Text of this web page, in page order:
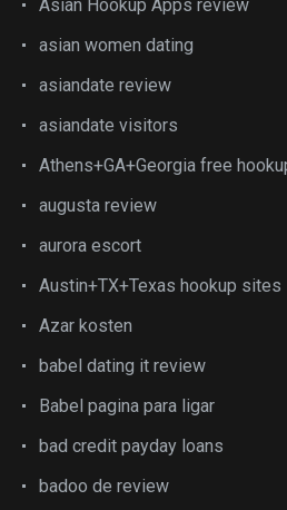
Asian Hookup Apps review
asian women dating
asiandate review
asiandate visitors
Athens+GA+Georgia free
augusta review
aurora escort
Austin+TX+Texas hookup sites
Azar kosten
babel dating it review
Babel pagina para ligar
bad credit payday loans
badoo de review